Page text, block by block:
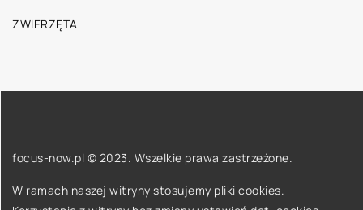
ZWIERZĘTA
focus-now.pl © 2023. Wszelkie prawa zastrzeżone.
W ramach naszej witryny stosujemy pliki cookies.